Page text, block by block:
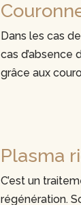
Dans les cas
cas d’absence
grâce aux
Plasma
C’est un
régénération.